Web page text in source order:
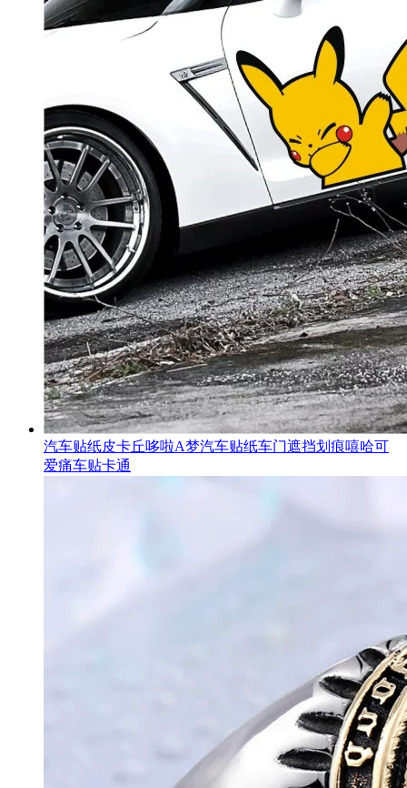
汽车贴纸皮卡丘哆啦A梦汽车贴纸车门遮挡划痕嘻哈可
爱痛车贴卡通